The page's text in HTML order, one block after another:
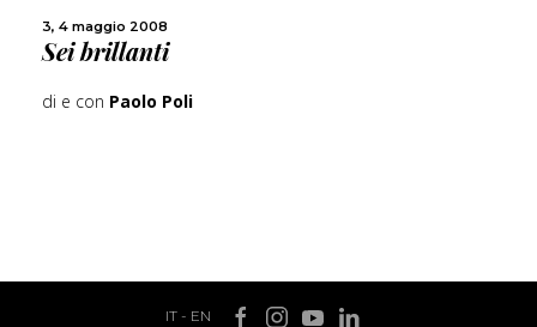
3, 4 maggio 2008
Sei brillanti
di e con Paolo Poli
IT- EN